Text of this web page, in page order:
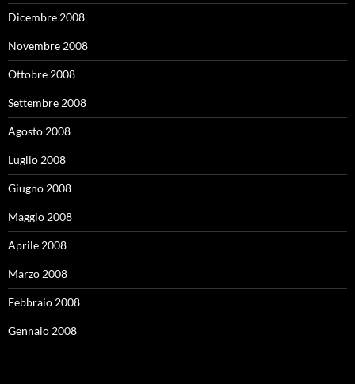
Dicembre 2008
Novembre 2008
Ottobre 2008
Settembre 2008
Agosto 2008
Luglio 2008
Giugno 2008
Maggio 2008
Aprile 2008
Marzo 2008
Febbraio 2008
Gennaio 2008